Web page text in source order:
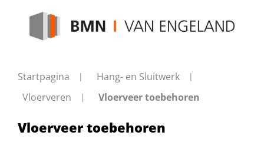
Startpagina
Hang- en Sluitwerk
Vloerveren
Vloerveer toebehoren
Vloerveer toebehoren